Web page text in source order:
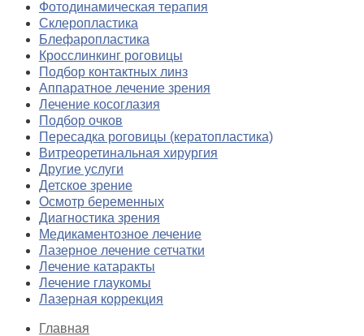
Фотодинамическая терапия
Склеропластика
Блефаропластика
Кросслинкинг роговицы
Подбор контактных линз
Аппаратное лечение зрения
Лечение косоглазия
Подбор очков
Пересадка роговицы (кератопластика)
Витреоретинальная хирургия
Другие услуги
Детское зрение
Осмотр беременных
Диагностика зрения
Медикаментозное лечение
Лазерное лечение сетчатки
Лечение катаракты
Лечение глаукомы
Лазерная коррекция
Главная